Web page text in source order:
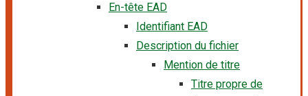
En-tête EAD
Identifiant EAD
Description du fichier
Mention de titre
Titre propre de